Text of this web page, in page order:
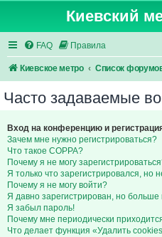
Киевский
FAQ Правила
Киевское метро Список
Часто задаваемые
Вход на конференцию и
Зачем мне нужно регистрироваться?
Что такое COPPA?
Почему я не могу
Я только что зарегистрировался, но
Почему я не могу войти?
Я давно зарегистрирован, но больше
Я забыл пароль!
Почему мне периодически
Что делает функция «Удалить